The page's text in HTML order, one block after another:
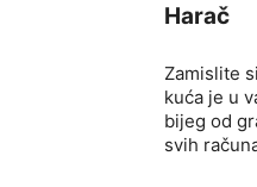
Harač
Zamislite
kuća je u
bijeg od
svih